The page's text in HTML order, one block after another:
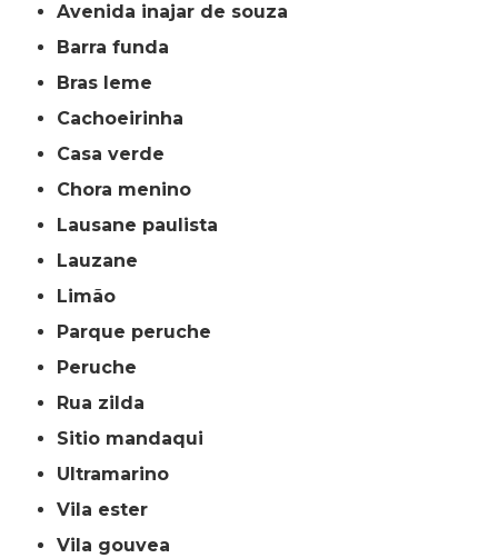
avenida inajar de souza
barra funda
bras leme
cachoeirinha
casa verde
chora menino
lausane paulista
lauzane
limão
parque peruche
peruche
rua zilda
sitio mandaqui
ultramarino
vila ester
vila gouvea